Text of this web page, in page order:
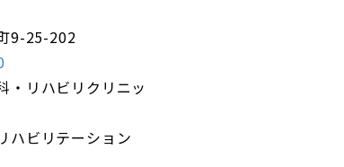
9-25-202
・リハビリクリニッ
ハビリテーション